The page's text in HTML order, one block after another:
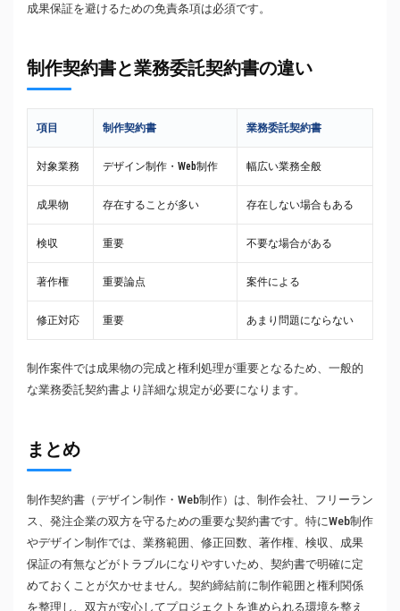
成果保証を避けるための免責条項は必須です。
制作契約書と業務委託契約書の違い
項目 制作契約書 業務委託契約書
対象業務 デザイン制作・Web制作 幅広い業務全般
成果物 存在することが多い 存在しない場合もある
検収 重要 不要な場合がある
著作権 重要論点 案件による
修正対応 重要 あまり問題にならない
制作案件では成果物の完成と権利処理が重要となるため、一般的
な業務委託契約書より詳細な規定が必要になります。
まとめ
制作契約書（デザイン制作・Web制作）は、制作会社、フリーラン
ス、発注企業の双方を守るための重要な契約書です。特にWeb制作
やデザイン制作では、業務範囲、修正回数、著作権、検収、成果
保証の有無などがトラブルになりやすいため、契約書で明確に定
めておくことが欠かせません。契約締結前に制作範囲と権利関係
を整理し、双方が安心してプロジェクトを進められる環境を整え